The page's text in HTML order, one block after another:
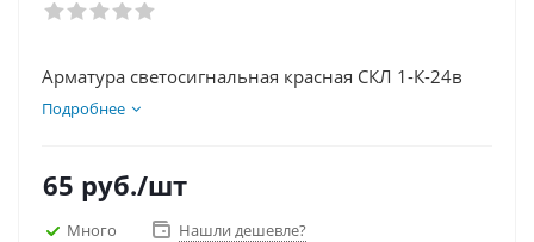
Арматура светосигнальная красная СКЛ 1-К-24в
Подробнее
65 руб./шт
Много Нашли дешевле?